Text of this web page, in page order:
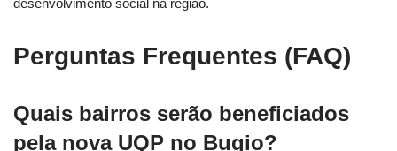
desenvolvimento social na região.
Perguntas Frequentes (FAQ)
Quais bairros serão beneficiados
pela nova UQP no Bugio?